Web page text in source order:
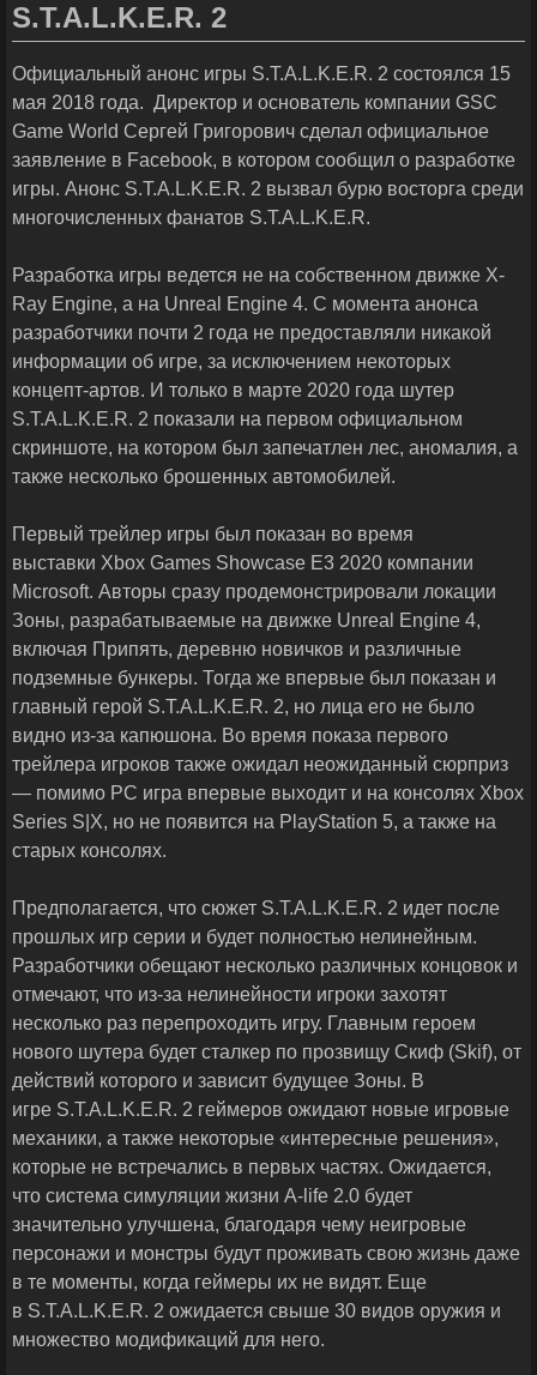
S.T.A.L.K.E.R. 2
Официальный анонс игры S.T.A.L.K.E.R. 2 состоялся 15
мая 2018 года. Директор и основатель компании GSC
Game World Сергей Григорович сделал официальное
заявление в Facebook, в котором сообщил о разработке
игры. Анонс S.T.A.L.K.E.R. 2 вызвал бурю восторга среди
многочисленных фанатов S.T.A.L.K.E.R.
Разработка игры ведется не на собственном движке X-
Ray Engine, а на Unreal Engine 4. С момента анонса
разработчики почти 2 года не предоставляли никакой
информации об игре, за исключением некоторых
концепт-артов. И только в марте 2020 года шутер
S.T.A.L.K.E.R. 2 показали на первом официальном
скриншоте, на котором был запечатлен лес, аномалия, а
также несколько брошенных автомобилей.
Первый трейлер игры был показан во время
выставки Xbox Games Showcase E3 2020 компании
Microsoft. Авторы сразу продемонстрировали локации
Зоны, разрабатываемые на движке Unreal Engine 4,
включая Припять, деревню новичков и различные
подземные бункеры. Тогда же впервые был показан и
главный герой S.T.A.L.K.E.R. 2, но лица его не было
видно из-за капюшона. Во время показа первого
трейлера игроков также ожидал неожиданный сюрприз
— помимо PC игра впервые выходит и на консолях Xbox
Series S|X, но не появится на PlayStation 5, а также на
старых консолях.
Предполагается, что сюжет S.T.A.L.K.E.R. 2 идет после
прошлых игр серии и будет полностью нелинейным.
Разработчики обещают несколько различных концовок и
отмечают, что из-за нелинейности игроки захотят
несколько раз перепроходить игру. Главным героем
нового шутера будет сталкер по прозвищу Скиф (Skif), от
действий которого и зависит будущее Зоны. В
игре S.T.A.L.K.E.R. 2 геймеров ожидают новые игровые
механики, а также некоторые «интересные решения»,
которые не встречались в первых частях. Ожидается,
что система симуляции жизни A-life 2.0 будет
значительно улучшена, благодаря чему неигровые
персонажи и монстры будут проживать свою жизнь даже
в те моменты, когда геймеры их не видят. Еще
в S.T.A.L.K.E.R. 2 ожидается свыше 30 видов оружия и
множество модификаций для него.